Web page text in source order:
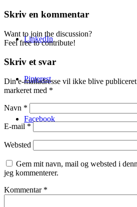
LinkedIn
Pinterest
Facebook
Skriv en kommentar
Want to join the discussion?
Feel free to contribute!
Skriv et svar
Din e-mailadresse vil ikke blive
markeret med *
Navn *
E-mail *
Websted
Gem mit navn, mail og websted i
jeg kommenterer.
Kommentar *